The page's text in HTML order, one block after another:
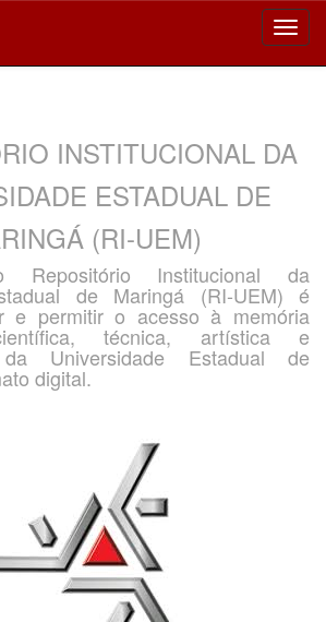
INSTITUCIONAL DA
ESTADUAL DE
(RI-UEM)
Institucional da
de Maringá (RI-UEM) é
e permitir o acesso à memória
técnica, artística e
da Universidade Estadual de
digital.